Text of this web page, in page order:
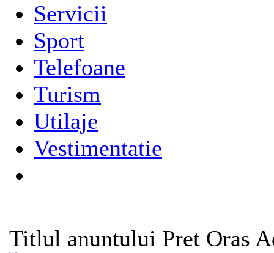
Servicii
Sport
Telefoane
Turism
Utilaje
Vestimentatie
Titlul anuntului Pret Oras